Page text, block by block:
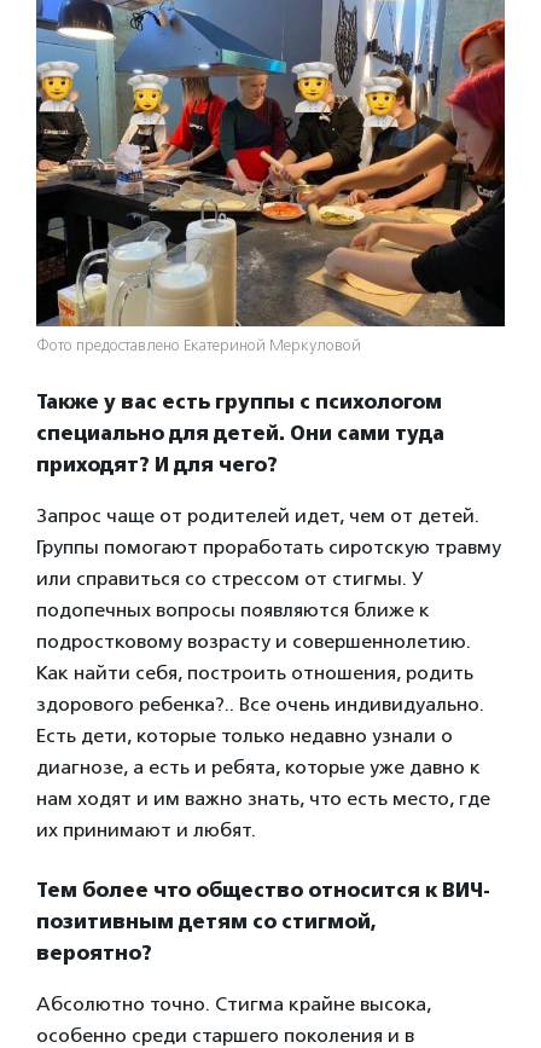
Фото предоставлено Екатериной Меркуловой
Также у вас есть группы с психологом
специально для детей. Они сами туда
приходят? И для чего?
Запрос чаще от родителей идет, чем от детей.
Группы помогают проработать сиротскую травму
или справиться со стрессом от стигмы. У
подопечных вопросы появляются ближе к
подростковому возрасту и совершеннолетию.
Как найти себя, построить отношения, родить
здорового ребенка?.. Все очень индивидуально.
Есть дети, которые только недавно узнали о
диагнозе, а есть и ребята, которые уже давно к
нам ходят и им важно знать, что есть место, где
их принимают и любят.
Тем более что общество относится к ВИЧ-
позитивным детям со стигмой,
вероятно?
Абсолютно точно. Стигма крайне высока,
особенно среди старшего поколения и в